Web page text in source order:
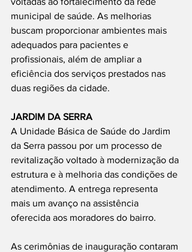
municipal de saúde. As melhorias
buscam proporcionar ambientes mais
adequados para pacientes e
profissionais, além de ampliar a
eficiência dos serviços prestados nas
duas regiões da cidade.
JARDIM DA SERRA
A Unidade Básica de Saúde do Jardim
da Serra passou por um processo de
revitalização voltado à modernização da
estrutura e à melhoria das condições de
atendimento. A entrega representa
mais um avanço na assistência
oferecida aos moradores do bairro.
As cerimônias de inauguração contaram